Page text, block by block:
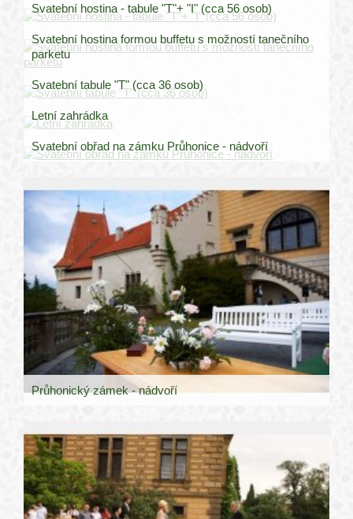
Svatební hostina - tabule "T"+ "I" (cca 56 osob)
Svatební hostina formou buffetu s možností tanečního
parketu
Svatební tabule "T" (cca 36 osob)
Letní zahrádka
Svatební obřad na zámku Průhonice - nádvoří
Průhonický zámek - nádvoří